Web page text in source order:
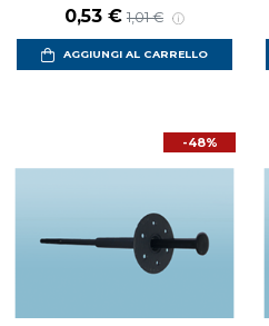
Prezzo scontato
0,53 € Prezzo di listino
1,01 €
AGGIUNGI AL CARRELLO
-48%